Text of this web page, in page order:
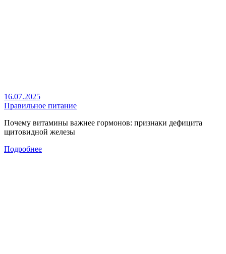
16.07.2025
Правильное питание
Почему витамины важнее гормонов: признаки дефицита
щитовидной железы
Подробнее